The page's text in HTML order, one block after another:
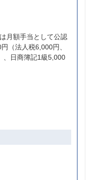
月額手当として公認
（法人税6,000円、
、日商簿記1級5,000